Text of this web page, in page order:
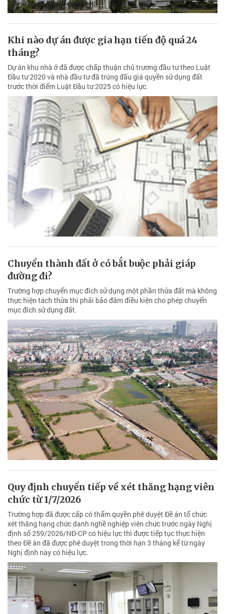
Khi nào dự án được gia hạn tiến độ quá 24
tháng?
Dự án khu nhà ở đã được chấp thuận chủ trương đầu tư theo Luật
Đầu tư 2020 và nhà đầu tư đã trúng đấu giá quyền sử dụng đất
trước thời điểm Luật Đầu tư 2025 có hiệu lực.
Chuyển thành đất ở có bắt buộc phải giáp
đường đi?
Trường hợp chuyển mục đích sử dụng một phần thửa đất mà không
thực hiện tách thửa thì phải bảo đảm điều kiện cho phép chuyển
mục đích sử dụng đất.
Quy định chuyển tiếp về xét thăng hạng viên
chức từ 1/7/2026
Trường hợp đã được cấp có thẩm quyền phê duyệt Đề án tổ chức
xét thăng hạng chức danh nghề nghiệp viên chức trước ngày Nghị
định số 259/2026/NĐ-CP có hiệu lực thì được tiếp tục thực hiện
theo Đề án đã được phê duyệt trong thời hạn 3 tháng kể từ ngày
Nghị định này có hiệu lực.